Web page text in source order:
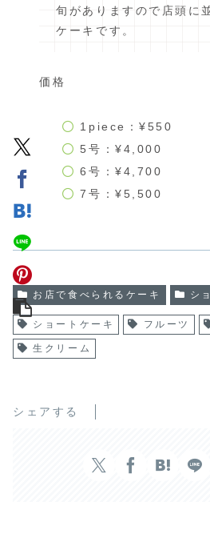
旬がありますので店頭に
ケーキです。
価格
1piece：¥550
5号：¥4,000
6号：¥4,700
7号：¥5,500
お店で食べられるケーキ シ
ショートケーキ フルーツ
生クリーム
シェアする